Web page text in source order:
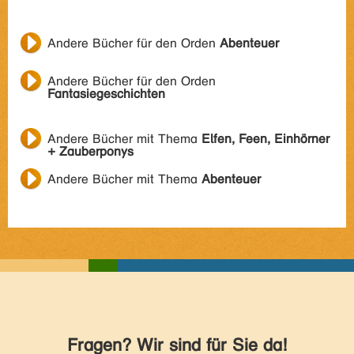
Andere Bücher für den Orden Abenteuer
Andere Bücher für den Orden
Fantasiegeschichten
Andere Bücher mit Thema Elfen, Feen, Einhörner
+ Zauberponys
Andere Bücher mit Thema Abenteuer